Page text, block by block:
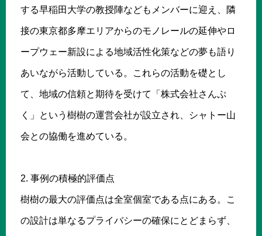
する早稲田大学の教授陣などもメンバーに迎え、隣
接の東京都多摩エリアからのモノレールの延伸やロ
ープウェー新設による地域活性化策などの夢も語り
あいながら活動している。これらの活動を礎とし
て、地域の信頼と期待を受けて「株式会社さんぷ
く」という樹樹の運営会社が設立され、シャトー山
会との協働を進めている。
2. 事例の積極的評価点
樹樹の最大の評価点は全室個室である点にある。こ
の設計は単なるプライバシーの確保にとどまらず、